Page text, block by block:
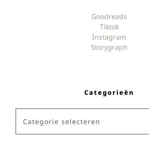
Goodreads
Tiktok
Instagram
Storygraph
Categorieën